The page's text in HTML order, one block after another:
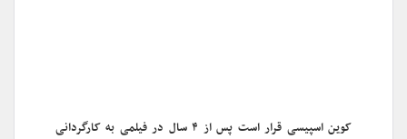
کوین اسپیسی قرار است پس از ۴ سال در فیلمی به کارگردانی